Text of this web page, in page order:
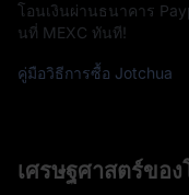
โอนเงินผ่านธนาคาร
นที่ MEXC ทันที!
คู่มือวิธีการซื้อ Jotchua
เศรษฐศาสตร์ขอ